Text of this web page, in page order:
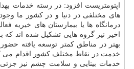
اپتومتریست افزود: در رسته خدمات
های مختلفی در دنیا و در کشور ما
درمانگاه ها یا بیمارستان های خیریه
اخیر نیز گروه هایی تشکیل شده اند
بهتر در مناطق کمتر توسعه یافته
خدمت در نقاط مختلف کشور اقدام می
خدمات بینایی و سلامت چشم نیز